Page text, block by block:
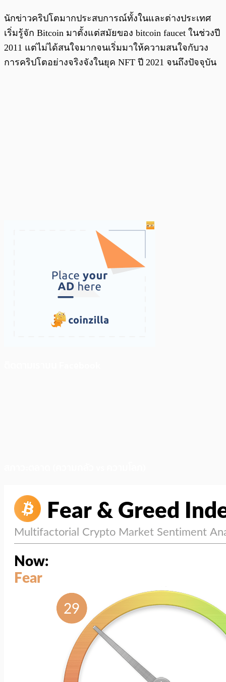
นักข่าวคริปโตมากประสบการณ์ทั้งในและต่างประเทศ
เริ่มรู้จัก Bitcoin มาตั้งแต่สมัยของ bitcoin faucet ในช่วงปี
2011 แต่ไม่ได้สนใจมากจนเริ่มมาให้ความสนใจกับวง
การคริปโตอย่างจริงจังในยุค NFT ปี 2021 จนถึงปัจจุบัน